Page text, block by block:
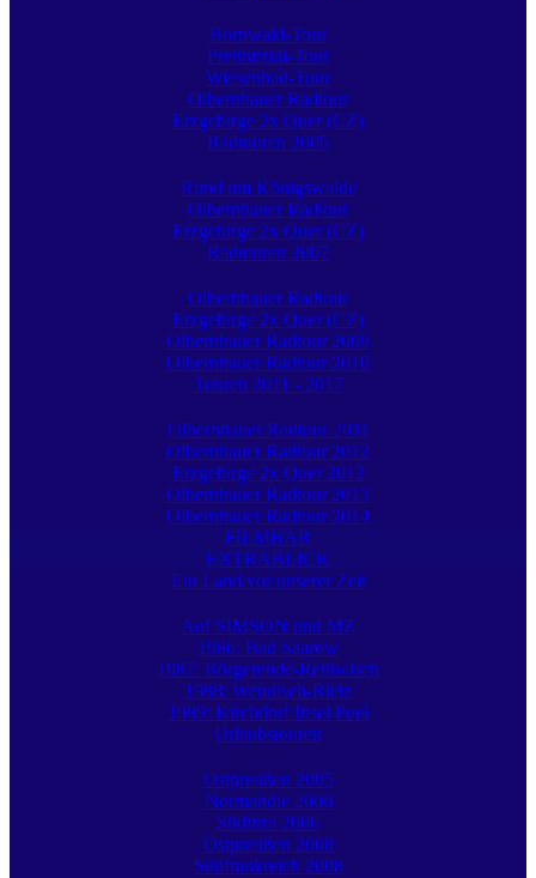
Bornwald-Tour
Preßnitztal-Tour
Wiesenbad-Tour
Olbernhauer Radtour
Erzgebirge 2x Quer (CZ)
Radtouren 2005
Rund um Königswalde
Olbernhauer Radtour
Erzgebirge 2x Quer (CZ)
Radtouren 2007
Olbernhauer Radtour
Erzgebirge 2x Quer (CZ)
Olbernhauer Radtour 2009
Olbernhauer Radtour 2010
Touren 2011 - 2017
Olbernhauer Radtour 2011
Olbernhauer Radtour 2012
Erzgebirge 2x Quer 2012
Olbernhauer Radtour 2013
Olbernhauer Radtour 2014
FILMBAR
EXTRABLICK
Ein Land vor unserer Zeit
Auf SIMSON und MZ
1986: Bad Saarow
1987: Börgerende-Rethwisch
1988: Wendisch-Rietz
1989: Kirchdorf Insel Poel
Urlaubstouren
Ostpreußen 2005
Normandie 2006
Südtirol 2006
Ostpreußen 2008
Südfrankreich 2008